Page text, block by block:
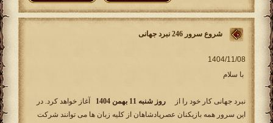
شروع سرور 246 نبرد جهانی
با سلام
نبرد جهانی کار خود را از روز شنبه 11 بهمن 1404
آغاز خواهد کرد. در
این سرور همه بازیکنان عصرپادشاهان از کلیه زبان ها می توانند شرکت